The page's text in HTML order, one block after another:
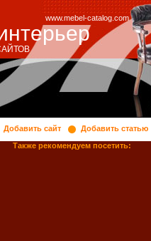
www.mebel-catalog.com
Добавить сайт Добавить статью
Также рекомендуем посетить: